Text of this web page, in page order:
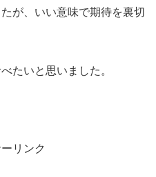
が、いい意味で期待を裏切
たいと思いました。
リンク